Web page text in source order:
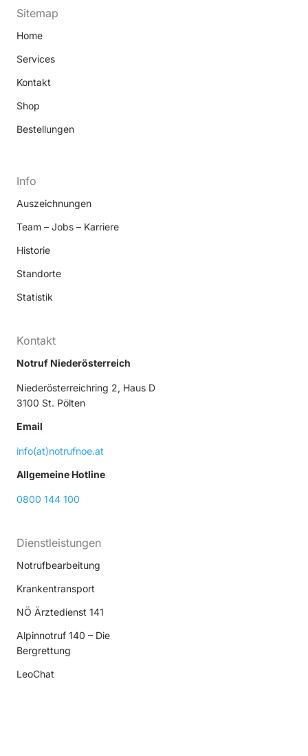
Sitemap
Home
Services
Kontakt
Shop
Bestellungen
Info
Auszeichnungen
Team – Jobs – Karriere
Historie
Standorte
Statistik
Kontakt
Notruf Niederösterreich
Niederösterreichring 2, Haus D
3100 St. Pölten
Email
info(at)notrufnoe.at
Allgemeine Hotline
0800 144 100
Dienstleistungen
Notrufbearbeitung
Krankentransport
NÖ Ärztedienst 141
Alpinnotruf 140 – Die
Bergrettung
LeoChat